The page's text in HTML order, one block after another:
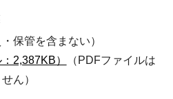
保管を含まない）
2,387KB）
（PDFファイルは
ん）